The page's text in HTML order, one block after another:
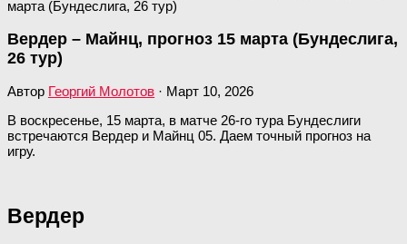
марта (Бундеслига, 26 тур)
Вердер – Майнц, прогноз 15 марта (Бундеслига,
26 тур)
Автор Георгий Молотов · Март 10, 2026
В воскресенье, 15 марта, в матче 26-го тура Бундеслиги
встречаются Вердер и Майнц 05. Даем точный прогноз на
игру.
Вердер